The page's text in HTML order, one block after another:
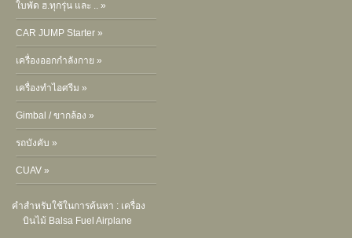
ใบพัด ฮ.ทุกรุ่น และ .. »
CAR JUMP Starter »
เครื่องออกกำลังกาย »
เครื่องทำไอศรีม »
Gimbal / ขากล้อง »
รถบังคับ »
CUAV »
คำสำหรับใช้ในการค้นหา : เครื่อง
บินไม้ Balsa Fuel Airplane